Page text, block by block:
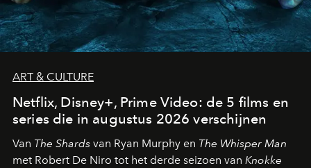
ART & CULTURE
Netflix, Disney+, Prime Video: de 5 films en
series die in augustus 2026 verschijnen
Van The Shards van Ryan Murphy en The Whisper Man
met Robert De Niro tot het derde seizoen van Knokke